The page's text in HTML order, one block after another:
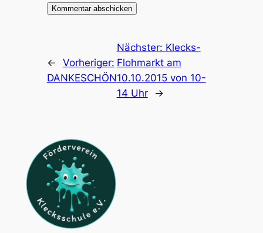
← Vorheriger:
DANKESCHÖN
Nächster: Klecks-
Flohmarkt am
10.10.2015 von 10-
14 Uhr
→